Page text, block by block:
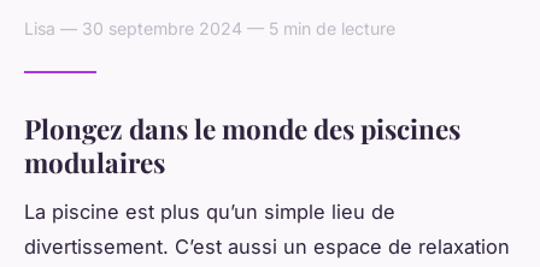
Lisa — 30 septembre 2024 — 5 min de lecture
Plongez dans le monde des piscines
modulaires
La piscine est plus qu’un simple lieu de
divertissement. C’est aussi un espace de relaxation